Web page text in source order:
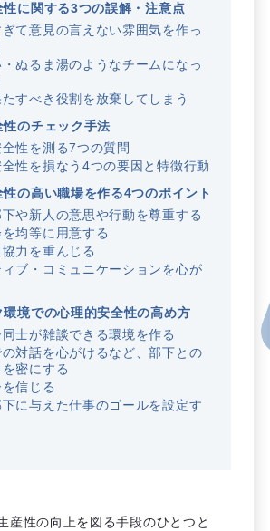
性に関する3つの誤解・注意点
て意見の言えない雰囲気を作っ
ぬるま湯のようなチームになっ
すべき役割を放棄してしまう
性のチェック手法
性を測る7つの質問
性を損なう4つの要因と特徴行動
の高い職場を作る4つのポイント
や新人の意思や行動を尊重する
均等に用意する
力を重んじる
ブ・コミュニケーションを心が
環境での心理的安全性の高め方
同士が雑談できる環境を作る
対話を心がけるなど、部下との
密にする
信じる
に与えた仕事のゴールを設定す
産性の向上を図る手段のひとつと